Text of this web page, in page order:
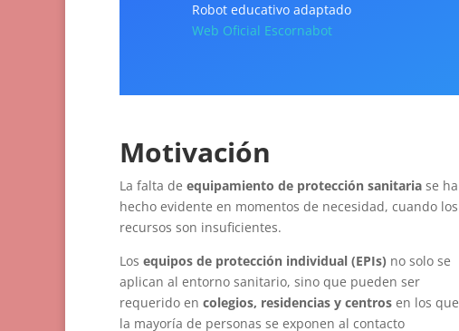
Robot educativo adaptado
Web Oficial Escornabot
Motivación
La falta de equipamiento de protección sanitaria se ha
hecho evidente en momentos de necesidad, cuando los
recursos son insuficientes.
Los equipos de protección individual (EPIs) no solo se
aplican al entorno sanitario, sino que pueden ser
requerido en colegios, residencias y centros en los que
la mayoría de personas se exponen al contacto